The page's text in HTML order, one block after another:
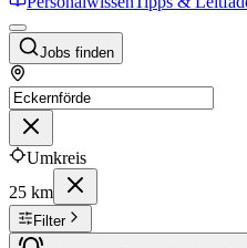
Jobs finden
Umkreis
25 km
Filter